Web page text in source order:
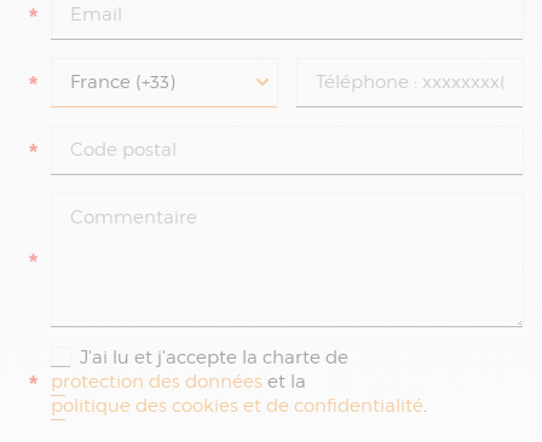
*
*
*
*
*
J'ai lu et j'accepte la charte de
protection des données et la
politique des cookies et de confidentialité.